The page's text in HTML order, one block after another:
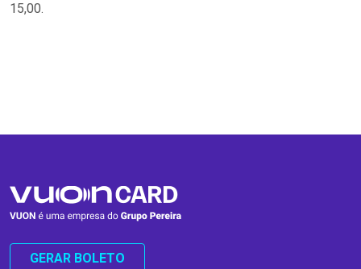
15,00.
GERAR BOLETO